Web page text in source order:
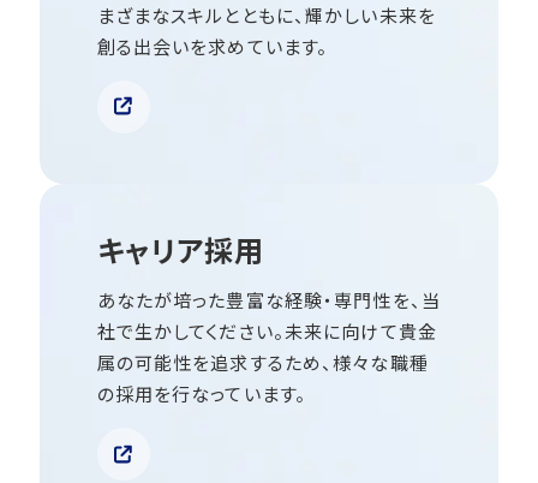
まざまなスキルとともに、輝かしい未来を
創る出会いを求めています。
キャリア採用
あなたが培った豊富な経験・専門性を、当
社で生かしてください。未来に向けて貴金
属の可能性を追求するため、様々な職種
の採用を行なっています。